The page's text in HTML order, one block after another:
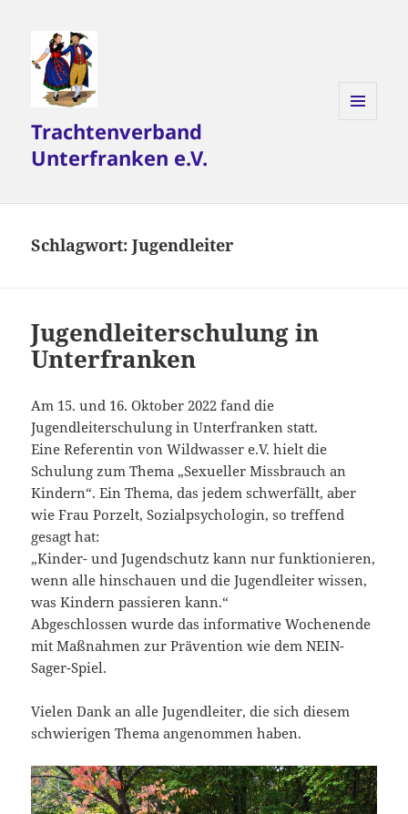
Trachtenverband
Unterfranken e.V.
Schlagwort:Jugendleiter
Jugendleiterschulung in
Unterfranken
Am 15. und 16. Oktober 2022 fand die
Jugendleiterschulung in Unterfranken statt.
Eine Referentin von Wildwasser e.V. hielt die
Schulung zum Thema „Sexueller Missbrauch an
Kindern“. Ein Thema, das jedem schwerfällt, aber
wie Frau Porzelt, Sozialpsychologin, so treffend
gesagt hat:
„Kinder- und Jugendschutz kann nur funktionieren,
wenn alle hinschauen und die Jugendleiter wissen,
was Kindern passieren kann.“
Abgeschlossen wurde das informative Wochenende
mit Maßnahmen zur Prävention wie dem NEIN-
Sager-Spiel.
Vielen Dank an alle Jugendleiter, die sich diesem
schwierigen Thema angenommen haben.